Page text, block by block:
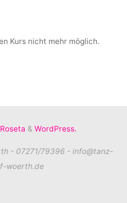
Kurs nicht mehr möglich.
Roseta & WordPress.
- 07271/79396 - info@tanz-
woerth.de